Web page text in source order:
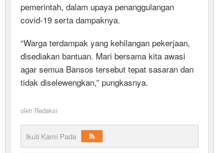
pemerintah, dalam upaya penanggulangan
covid-19 serta dampaknya.
“Warga terdampak yang kehilangan pekerjaan,
disediakan bantuan. Mari bersama kita awasi
agar semua Bansos tersebut tepat sasaran dan
tidak diselewengkan,” pungkasnya.
oleh Redaksi
Ikuti Kami Pada